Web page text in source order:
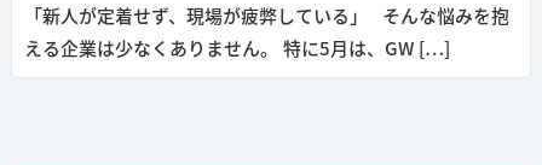
「新人が定着せず、現場が疲弊している」 そんな悩みを抱
える企業は少なくありません。 特に5月は、GW […]